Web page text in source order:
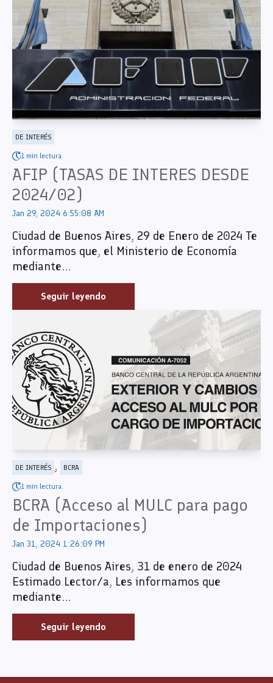
DE INTERÉS
1 min lectura.
AFIP (TASAS DE INTERES DESDE
2024/02)
Jan 29, 2024 6:55:08 AM
Ciudad de Buenos Aires, 29 de Enero de 2024 Te
informamos que, el Ministerio de Economía
mediante...
Seguir leyendo
DE INTERÉS , BCRA
1 min lectura.
BCRA (Acceso al MULC para pago
de Importaciones)
Jan 31, 2024 1:26:09 PM
Ciudad de Buenos Aires, 31 de enero de 2024
Estimado Lector/a, Les informamos que
mediante...
Seguir leyendo